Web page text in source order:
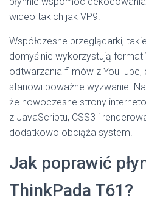
wideo takich jak VP9.
Współczesne przeglądarki,
domyślnie wykorzystują format
odtwarzania filmów z
stanowi poważne wyzwanie.
że nowoczesne strony
z JavaScriptu, CSS3 i
dodatkowo obciąża system.
Jak poprawić
ThinkPada T61?